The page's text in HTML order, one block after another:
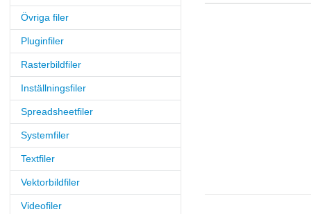
Övriga filer
Pluginfiler
Rasterbildfiler
Inställningsfiler
Spreadsheetfiler
Systemfiler
Textfiler
Vektorbildfiler
Videofiler